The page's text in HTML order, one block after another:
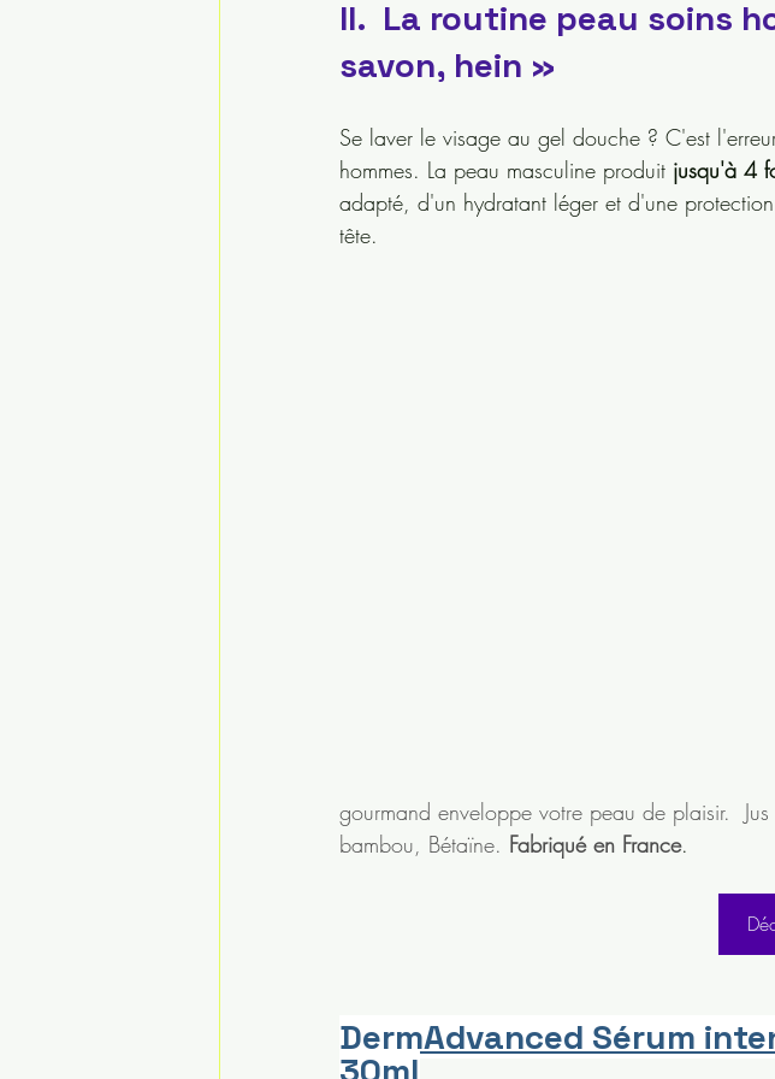
II.  La routine peau soins
savon, hein »
Se laver le visage au gel douche ? C'est
hommes. La peau masculine produit jusqu'à 4
adapté, d'un hydratant léger et d'une
tête.
gourmand enveloppe votre peau de plaisir.
bambou, Bétaïne. Fabriqué en France.
DermAdvanced Sérum